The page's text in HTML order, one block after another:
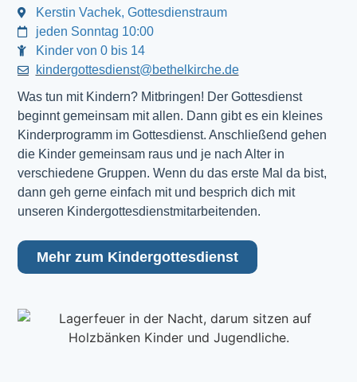
Kerstin Vachek, Gottesdienstraum
jeden Sonntag 10:00
Kinder von 0 bis 14
kindergottesdienst@bethelkirche.de
Was tun mit Kindern? Mitbringen! Der Gottesdienst
beginnt gemeinsam mit allen. Dann gibt es ein kleines
Kinderprogramm im Gottesdienst. Anschließend gehen
die Kinder gemeinsam raus und je nach Alter in
verschiedene Gruppen. Wenn du das erste Mal da bist,
dann geh gerne einfach mit und besprich dich mit
unseren Kindergottesdienstmitarbeitenden.
Mehr zum Kindergottesdienst